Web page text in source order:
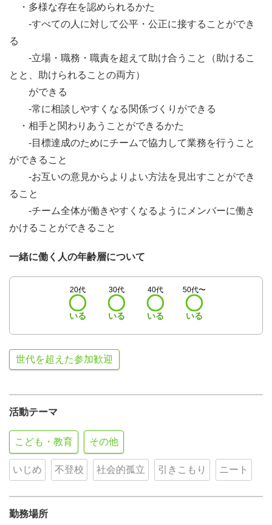
・多様な存在を認められるかた
-すべての人に対して公平・公正に接することができ
る
-立場・職務・職責を超えて助け合うこと（助けるこ
とと、助けられることの両方）
ができる
-常に相談しやすくなる関係づくりができる
・相手と関わりあうことができるかた
-目標達成のためにチームで協力して業務を行うこと
ができること
-お互いの意見からよりよい方法を見出すことができ
ること
-チーム全体が働きやすくなるようにメンバーに働き
かけることができること
一緒に働く人の年齢層について
20代
いる
30代
いる
40代
いる
50代〜
いる
世代を超えた参加歓迎
活動テーマ
こども・教育 その他
いじめ 不登校 社会的孤立 引きこもり ニート
勤務場所